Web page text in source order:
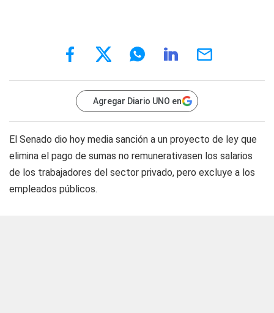
Agregar Diario UNO en
El Senado dio hoy media sanción a un proyecto de ley que
elimina el pago de sumas no remunerativasen los salarios
de los trabajadores del sector privado, pero excluye a los
empleados públicos.